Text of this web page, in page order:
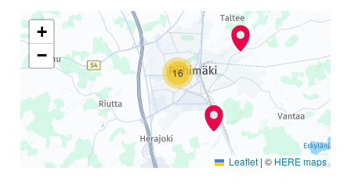
Seuraavassa elementissä on kartta, joka esittää
16
+
−
Leaflet | © HERE maps